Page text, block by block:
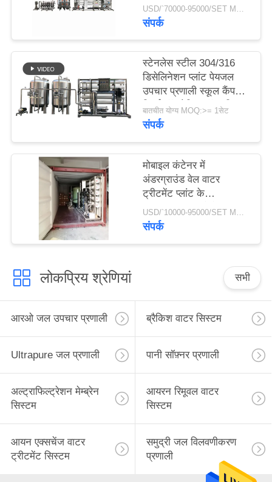
PRIVACY
रिवर्स ऑस्मोसिस सिस्टम की
बड़ी क्षमता
USD/`70000-95000/SET MOQ:एक सेट
संपर्क
स्टेनलेस स्टील 304/316
डिसेलिनेशन प्लांट पेयजल
उपचार प्रणाली स्कूल कैंपस
रिवर्स ऑस्मोसिस वॉटर फ़िल्टर
बातचीत योग्य MOQ:>= 1सेट
संपर्क
मोबाइल कंटेनर में
अंडरग्राउंड वेल वाटर
ट्रीटमेंट प्लांट के
50000जीपीडी औद्योगिक
कृषि रिवर्स ऑस्मोसिस आरओ
USD/`10000-95000/SET MOQ:1 सेट
संपर्क
लोकप्रिय श्रेणियां सभी
आरओ जल उपचार प्रणाली ब्रैकिश वाटर सिस्टम
Ultrapure जल प्रणाली पानी सॉफ़्नर प्रणाली
अल्ट्राफिल्ट्रेशन मेम्ब्रेन
सिस्टम
आयरन रिमूवल वाटर
सिस्टम
आयन एक्सचेंज वाटर
ट्रीटमेंट सिस्टम
समुद्री जल विलवणीकरण
प्रणाली